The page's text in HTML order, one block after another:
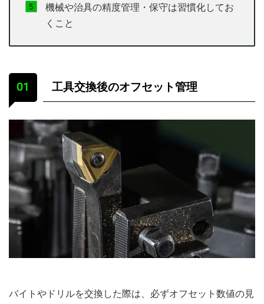
機械や治具の精度管理・保守は習慣化してお
くこと
工具交換後のオフセット管理
バイトやドリルを交換した際は、必ずオフセット数値の見